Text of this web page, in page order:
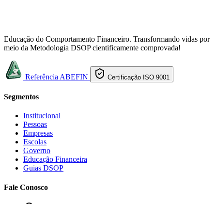
Educação do Comportamento Financeiro. Transformando vidas por
meio da Metodologia DSOP cientificamente comprovada!
Referência ABEFIN Certificação ISO 9001
Segmentos
Institucional
Pessoas
Empresas
Escolas
Governo
Educação Financeira
Guias DSOP
Fale Conosco